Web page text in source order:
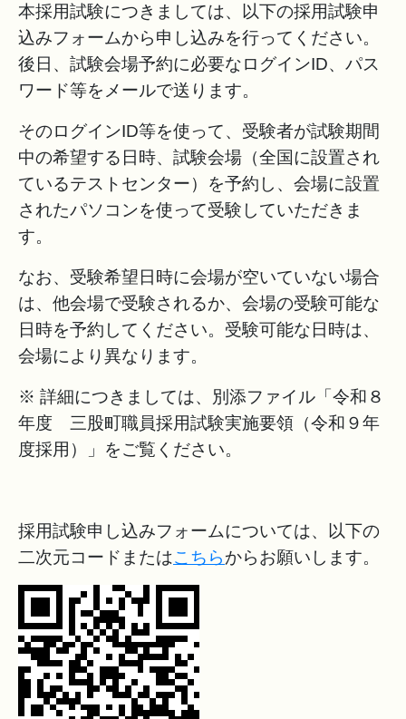
本採用試験につきましては、以下の採用試験申
込みフォームから申し込みを行ってください。
後日、試験会場予約に必要なログインID、パス
ワード等をメールで送ります。
そのログインID等を使って、受験者が試験期間
中の希望する日時、試験会場（全国に設置され
ているテストセンター）を予約し、会場に設置
されたパソコンを使って受験していただきま
す。
なお、受験希望日時に会場が空いていない場合
は、他会場で受験されるか、会場の受験可能な
日時を予約してください。受験可能な日時は、
会場により異なります。
※ 詳細につきましては、別添ファイル「令和８
年度 三股町職員採用試験実施要領（令和９年
度採用）」をご覧ください。
採用試験申し込みフォームについては、以下の
二次元コードまたはこちらからお願いします。